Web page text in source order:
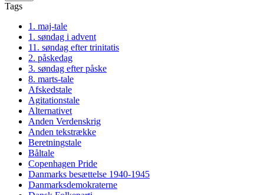
Tags
1. maj-tale
1. søndag i advent
11. søndag efter trinitatis
2. påskedag
3. søndag efter påske
8. marts-tale
Afskedstale
Agitationstale
Alternativet
Anden Verdenskrig
Anden tekstrække
Beretningstale
Båltale
Copenhagen Pride
Danmarks besættelse 1940-1945
Danmarksdemokraterne